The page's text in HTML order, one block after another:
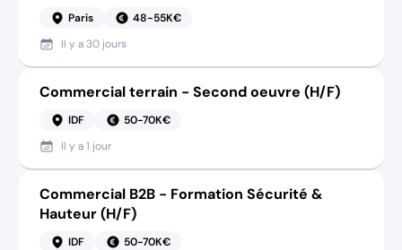
Paris
48-55K€
Il y a 30 jours
Commercial terrain - Second oeuvre (H/F)
IDF
50-70K€
Il y a1 jour
Commercial B2B - Formation Sécurité &
Hauteur (H/F)
IDF
50-70K€